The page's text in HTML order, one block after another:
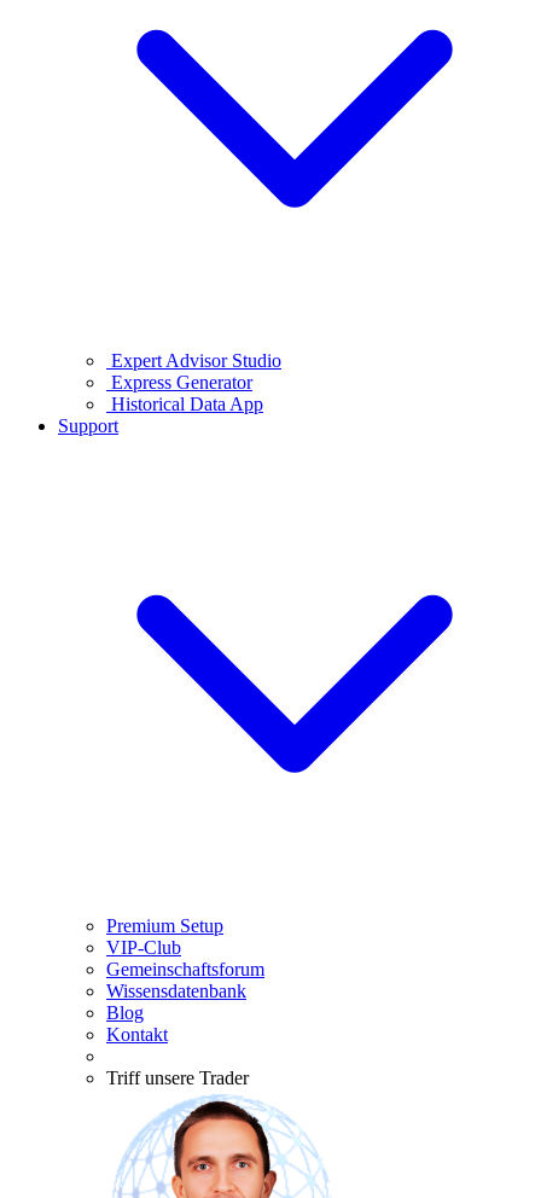
Expert Advisor Studio
Express Generator
Historical Data App
Support
Premium Setup
VIP-Club
Gemeinschaftsforum
Wissensdatenbank
Blog
Kontakt
Triff unsere Trader